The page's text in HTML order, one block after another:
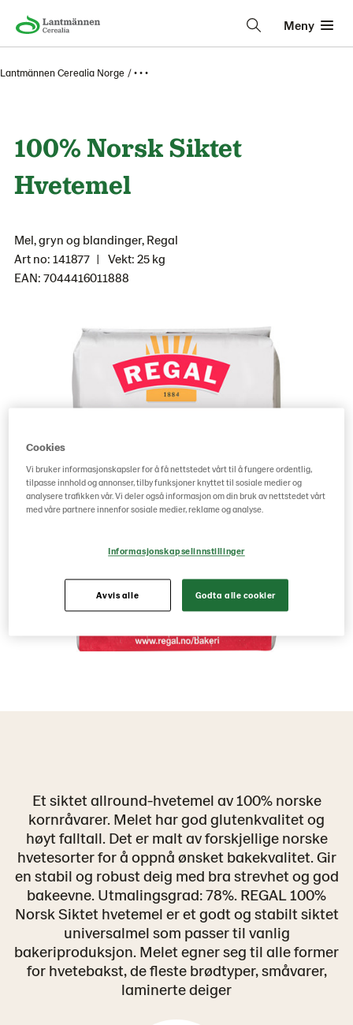
Meny
Lantmännen Cerealia Norge • • •
100% Norsk Siktet
Hvetemel
Mel, gryn og blandinger, Regal
Art no: 141877
Vekt: 25 kg
EAN: 7044416011888
Et siktet allround-hvetemel av 100% norske
kornråvarer. Melet har god glutenkvalitet og
høyt falltall. Det er malt av forskjellige norske
hvetesorter for å oppnå ønsket bakekvalitet. Gir
en stabil og robust deig med bra strevhet og god
bakeevne. Utmalingsgrad: 78%. REGAL 100%
Norsk Siktet hvetemel er et godt og stabilt siktet
universalmel som passer til vanlig
bakeriproduksjon. Melet egner seg til alle former
for hvetebakst, de fleste brødtyper, småvarer,
laminerte deiger
Cookies
Vi bruker informasjonskapsler for å få nettstedet vårt til å fungere ordentlig,
tilpasse innhold og annonser, tilby funksjoner knyttet til sosiale medier og
analysere trafikken vår. Vi deler også informasjon om din bruk av nettstedet vårt
med våre partnere innenfor sosiale medier, reklame og analyse.
Informasjonskapselinnstillinger
Avvis alle Godta alle cookier